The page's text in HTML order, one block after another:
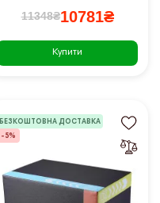
11348₴10781₴
Купити
БЕЗКОШТОВНА ДОСТАВКА
-5%